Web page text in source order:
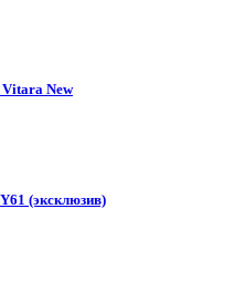
New
(эксклюзив)